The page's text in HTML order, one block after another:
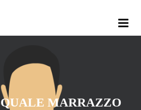
MARRAZZO